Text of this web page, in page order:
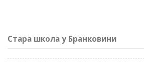
Стара школа у Бранковини